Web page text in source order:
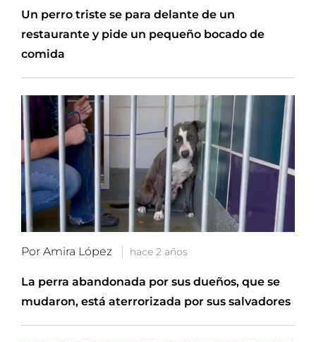
Un perro triste se para delante de un
restaurante y pide un pequeño bocado de
comida
Por Amira López hace 2 años
La perra abandonada por sus dueños, que se
mudaron, está aterrorizada por sus salvadores